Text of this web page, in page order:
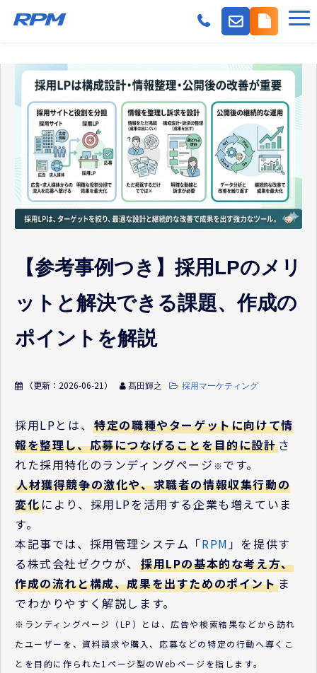
派遣会社の採用課題
事業会社の採用課題
料金
導入事例
よくある質問
紹介パートナー
【参考事例つき】採用LPのメリ
ットと解決できる課題、作成の
ポイントを解説
（更新： 2026-06-21 ） 髙田輝之 採用マーケティング
採用LPとは、特定の職種やターゲットに向けて情
報を整理し、応募につなげることを目的に設計さ
れた採用特化のランディングページ ※です。
人材獲得競争の激化や、求職者の情報収集行動の
変化により、採用LPを活用する企業も増えていま
す。
本記事では、採用管理システム「RPM」を提供す
る株式会社ゼクウが、 採用LPの基本的な考え方、
作成の流れと構成、成果を出すためのポイントま
でわかりやすく解説します。
※ランディングページ（LP）とは、広告や検索結果などから訪れ
たユーザーを、資料請求や購入、応募などの特定の行動へ導くこ
とを目的に作られた1ページ型のWebページを指します。